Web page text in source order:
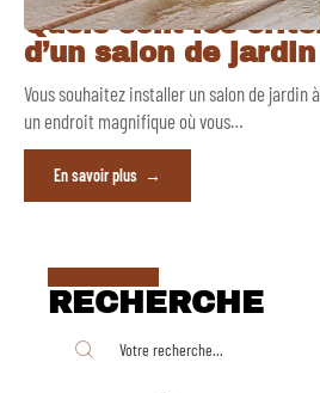
Quels sont les
d’un salon de
Vous souhaitez installer un salon de jardin
un endroit magnifique où vous…
En savoir plus
RECHERCHE